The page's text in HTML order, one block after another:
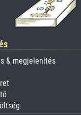
& megjelenítés